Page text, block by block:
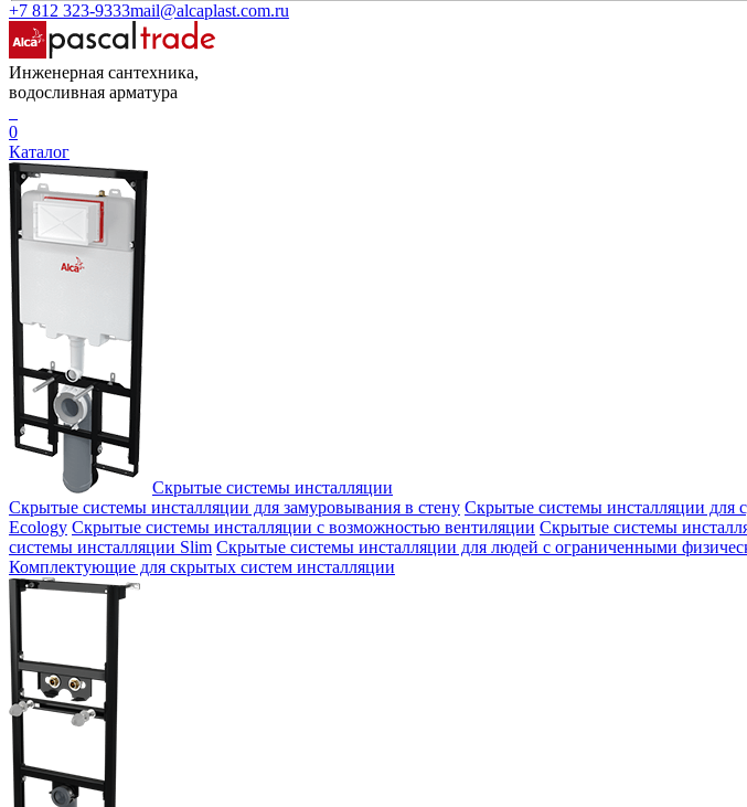
+7 812 323-9333mail@alcaplast.com.ru
Инженерная сантехника,
водосливная арматура
0
Каталог
Скрытые системы инсталляции
Скрытые системы инсталляции для замуровывания в стену Скрытые системы инсталляции для
Ecology Скрытые системы инсталляции с возможностью вентиляции Скрытые системы
системы инсталляции Slim Скрытые системы инсталляции для людей с ограниченными
Комплектующие для скрытых систем инсталляции